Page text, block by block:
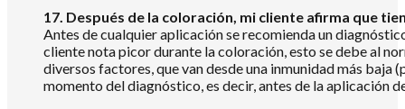
17. Después de la coloración, mi cliente afirma que
Antes de cualquier aplicación se recomienda un
cliente nota picor durante la coloración, esto se debe al
diversos factores, que van desde una inmunidad más baja
momento del diagnóstico, es decir, antes de la aplicación